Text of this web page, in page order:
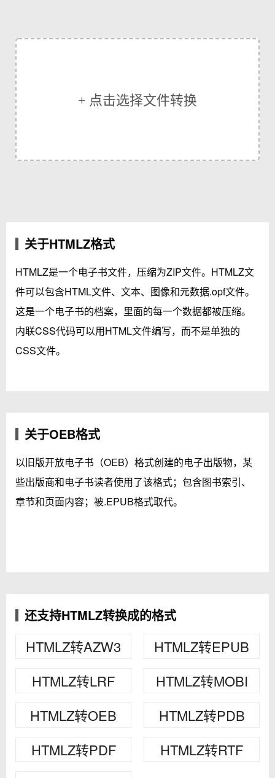
+ 点击选择文件转换
关于HTMLZ格式
HTMLZ是一个电子书文件，压缩为ZIP文件。HTMLZ文
件可以包含HTML文件、文本、图像和元数据.opf文件。
这是一个电子书的档案，里面的每一个数据都被压缩。
内联CSS代码可以用HTML文件编写，而不是单独的
CSS文件。
关于OEB格式
以旧版开放电子书（OEB）格式创建的电子出版物，某
些出版商和电子书读者使用了该格式；包含图书索引、
章节和页面内容；被.EPUB格式取代。
还支持HTMLZ转换成的格式
HTMLZ转AZW3
HTMLZ转EPUB
HTMLZ转LRF
HTMLZ转MOBI
HTMLZ转OEB
HTMLZ转PDB
HTMLZ转PDF
HTMLZ转RTF